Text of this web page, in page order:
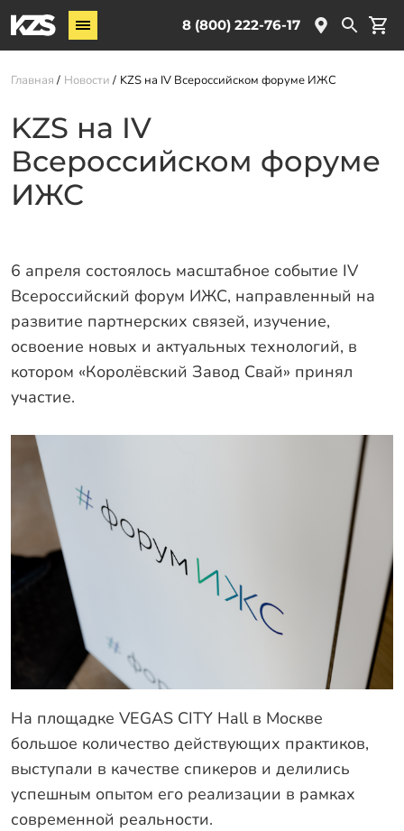
8 (800) 222-76-17
Винтовые сваи
Услуги
Новости
Партнёрам
Контакты
Оплата
Отзывы
Гарантии
Заказать звонок
Главная Новости KZS на IV Всероссийском форуме ИЖС
KZS на IV
Всероссийском форуме
ИЖС
6 апреля состоялось масштабное событие IV
Всероссийский форум ИЖС, направленный на
развитие партнерских связей, изучение,
освоение новых и актуальных технологий, в
котором «Королёвский Завод Свай» принял
участие.
На площадке VEGAS CITY Hall в Москве
большое количество действующих практиков,
выступали в качестве спикеров и делились
успешным опытом его реализации в рамках
современной реальности.